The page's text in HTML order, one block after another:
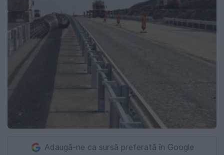
Adaugă-ne ca sursă preferată în Google